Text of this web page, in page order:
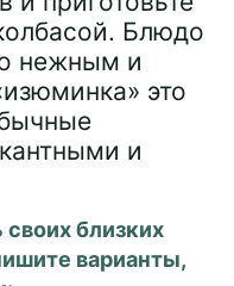
Блюдо
нежным и
это
и
близких
варианты,